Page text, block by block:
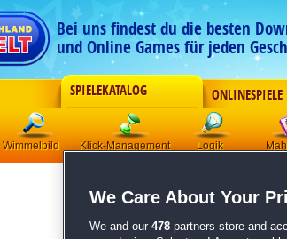
Bei uns findest du die besten
und Online Games für jeden
SPIELEKATALOG ONLINESPIELE
Wimmelbild Klick-Management Logik
Der Download
Spirit Legends: Zeit für
Größe 956.8 MB
We Care About Your
We and our 478 partners store and